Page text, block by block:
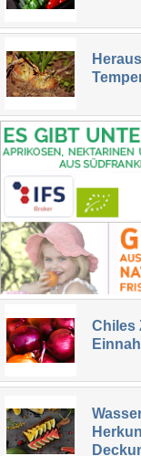
Chiles